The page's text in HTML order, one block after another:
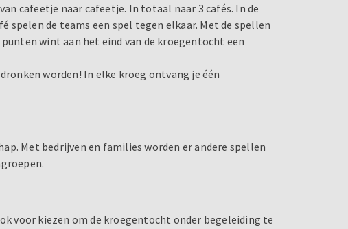
cafeetje naar cafeetje. In totaal naar 3 cafés. In de
spelen de teams een spel tegen elkaar. Met de spellen
wint aan het eind van de kroegentocht een
worden! In elke kroeg ontvang je één
Met bedrijven en families worden er andere spellen
voor kiezen om de kroegentocht onder begeleiding te